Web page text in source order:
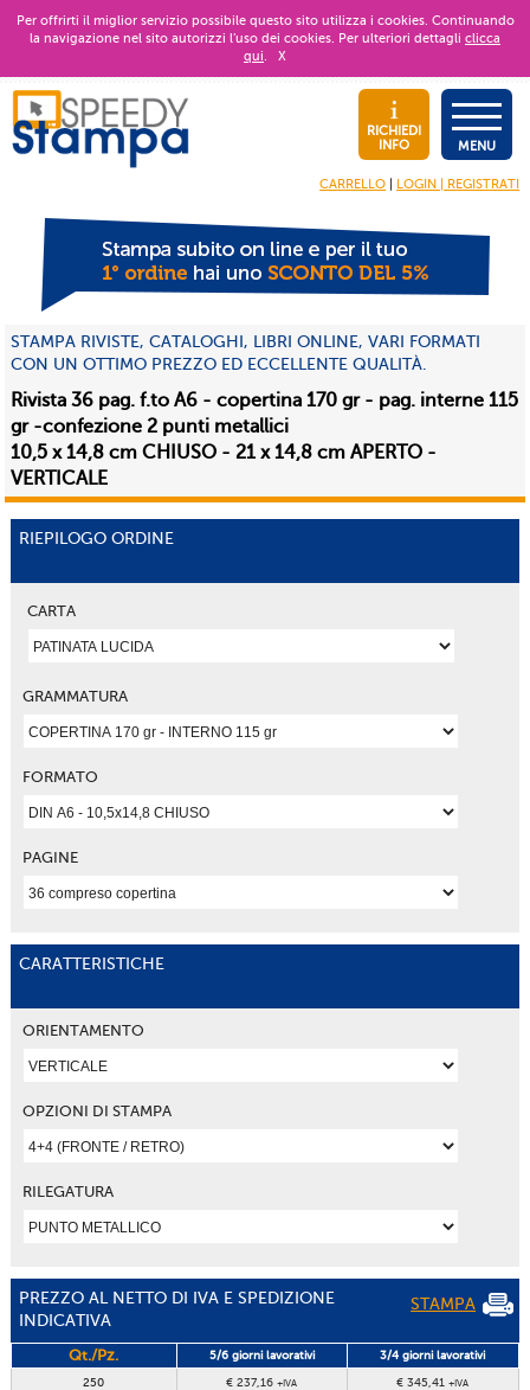
Per offrirti il miglior servizio possibile questo sito utilizza i cookies. Continuando
la navigazione nel sito autorizzi l’uso dei cookies. Per ulteriori dettagli clicca
qui. X
RICHIEDI
INFO
MENU
CARRELLO LOGIN | REGISTRATI
STAMPA RIVISTE, CATALOGHI, LIBRI ONLINE, VARI FORMATI
CON UN OTTIMO PREZZO ED ECCELLENTE QUALITÀ.
Rivista 36 pag. f.to A6 - copertina 170 gr - pag. interne 115
gr -confezione 2 punti metallici
10,5 x 14,8 cm CHIUSO - 21 x 14,8 cm APERTO -
VERTICALE
RIEPILOGO ORDINE
CARTA
GRAMMATURA
FORMATO
PAGINE
CARATTERISTICHE
ORIENTAMENTO
OPZIONI DI STAMPA
RILEGATURA
PREZZO AL NETTO DI IVA E SPEDIZIONE
INDICATIVA
STAMPA
Qt./Pz. 5/6 giorni lavorativi 3/4 giorni lavorativi
250 € 237,16+IVA € 345,41+IVA